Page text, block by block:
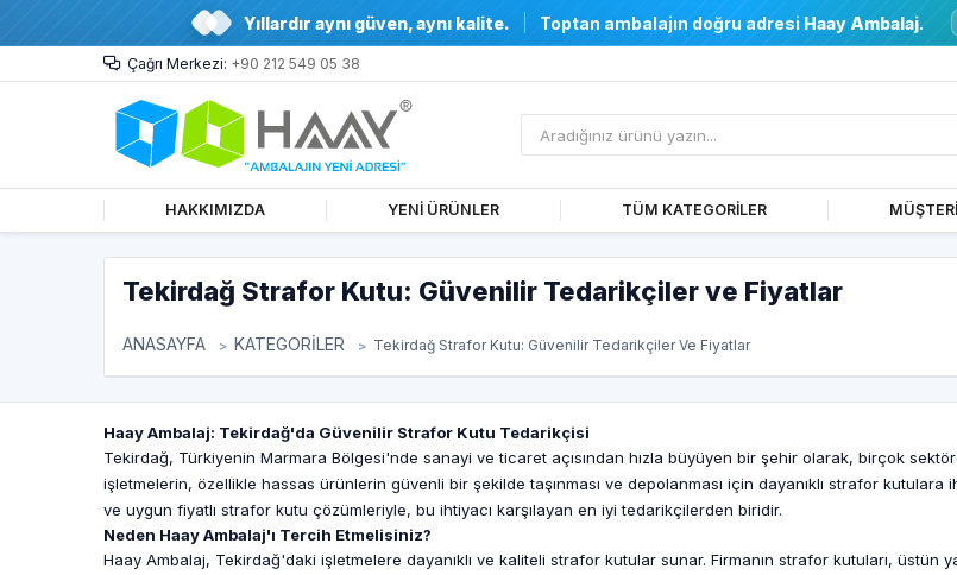
Yıllardır aynı güven, aynı kalite. Toptan ambalajın doğru adresi Haay Ambalaj.
Çağrı Merkezi: +90 212 549 05 38
HAKKIMIZDA YENİ ÜRÜNLER TÜM KATEGORİLER
Tekirdağ Strafor Kutu: Güvenilir Tedarikçiler ve Fiyatlar
ANASAYFA KATEGORİLER Tekirdağ Strafor Kutu: Güvenilir Tedarikçiler Ve Fiyatlar
Haay Ambalaj: Tekirdağ'da Güvenilir Strafor Kutu Tedarikçisi
Tekirdağ, Türkiyenin Marmara Bölgesi'nde sanayi ve ticaret açısından hızla büyüyen bir şehir olarak, birçok
işletmelerin, özellikle hassas ürünlerin güvenli bir şekilde taşınması ve depolanması için dayanıklı strafor kutulara
ve uygun fiyatlı strafor kutu çözümleriyle, bu ihtiyacı karşılayan en iyi tedarikçilerden biridir.
Neden Haay Ambalaj'ı Tercih Etmelisiniz?
Haay Ambalaj, Tekirdağ'daki işletmelere dayanıklı ve kaliteli strafor kutular sunar. Firmanın strafor kutuları, üstün